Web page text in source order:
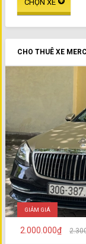
CHO THUÊ XE
GIẢM GIÁ
2.000.000₫